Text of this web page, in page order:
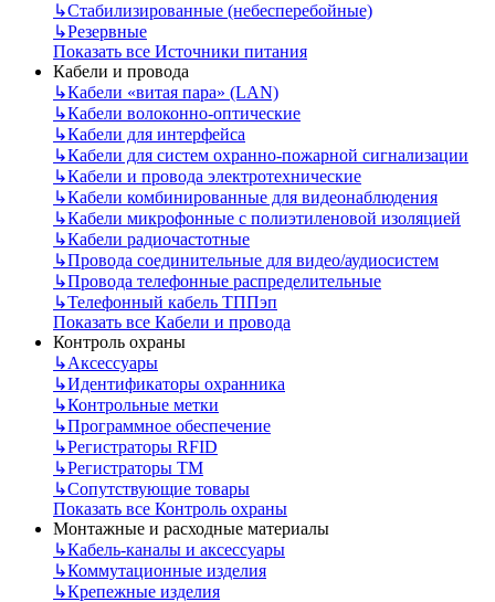
↳Стабилизированные (небесперебойные)
↳Резервные
Показать все Источники питания
Кабели и провода
↳Кабели «витая пара» (LAN)
↳Кабели волоконно-оптические
↳Кабели для интерфейса
↳Кабели для систем охранно-пожарной сигнализации
↳Кабели и провода электротехнические
↳Кабели комбинированные для видеонаблюдения
↳Кабели микрофонные с полиэтиленовой изоляцией
↳Кабели радиочастотные
↳Провода соединительные для видео/аудиосистем
↳Провода телефонные распределительные
↳Телефонный кабель ТППэп
Показать все Кабели и провода
Контроль охраны
↳Аксессуары
↳Идентификаторы охранника
↳Контрольные метки
↳Программное обеспечение
↳Регистраторы RFID
↳Регистраторы ТМ
↳Сопутствующие товары
Показать все Контроль охраны
Монтажные и расходные материалы
↳Кабель-каналы и аксессуары
↳Коммутационные изделия
↳Крепежные изделия